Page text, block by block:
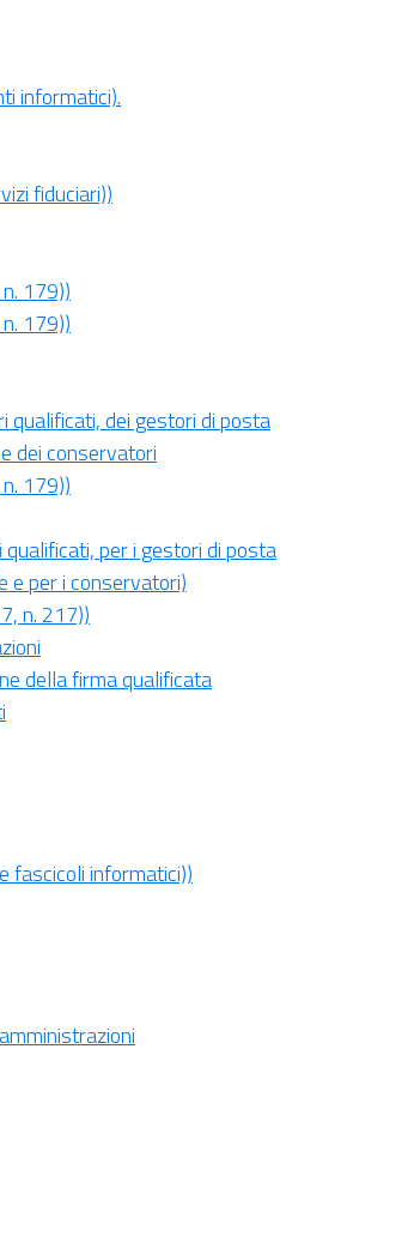
informatici).
fiduciari))
179))
179))
qualificati, dei gestori di posta
dei conservatori
179))
per i gestori di posta
e per i conservatori)
n. 217))
della firma qualificata
fascicoli informatici))